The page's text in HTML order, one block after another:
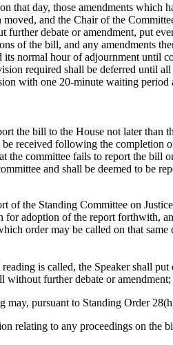
that day, those amendments which
moved, and the Chair of the
further debate or amendment, put
of the bill, and any amendments
its normal hour of adjournment until
required shall be deferred until
with one 20-minute waiting period
the bill to the House not later than
received following the completion
the committee fails to report the bill
and shall be deemed to be
of the Standing Committee on
for adoption of the report forthwith,
order may be called on that same
is called, the Speaker shall put
without further debate or amendment;
may, pursuant to Standing Order
relating to any proceedings on the